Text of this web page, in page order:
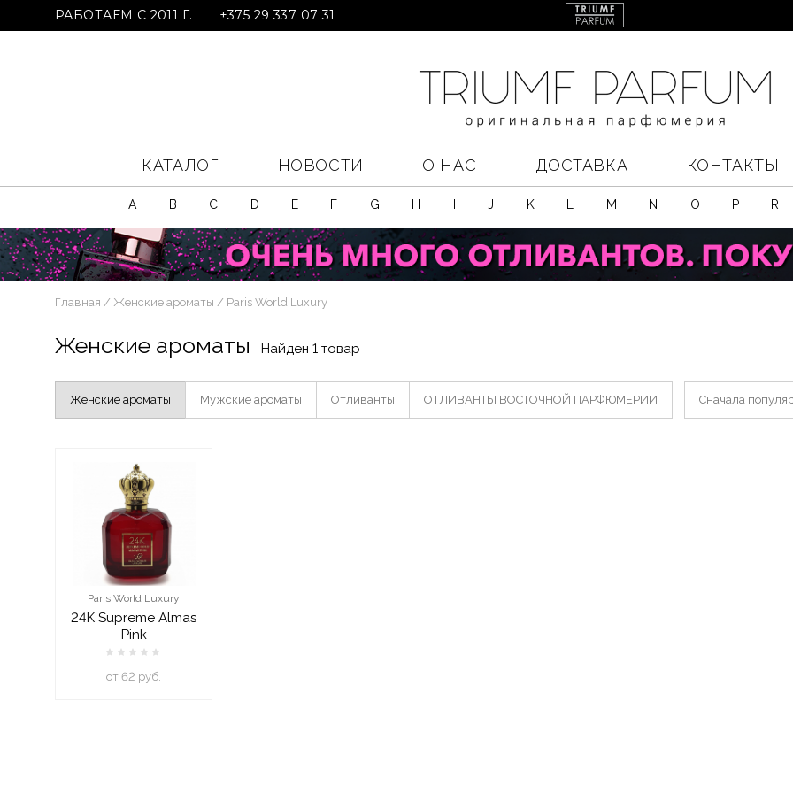
РАБОТАЕМ С 2011 Г. +375 29 337 07 31
КАТАЛОГ НОВОСТИ О НАС ДОСТАВКА КОНТАКТЫ
A B C D E F G H J K M N O P R
Главная Женские ароматы Paris World Luxury
Женские ароматы Найден 1 товар
Женские ароматы Мужские ароматы Отливанты ОТЛИВАНТЫ ВОСТОЧНОЙ ПАРФЮМЕРИИ Сначала
Paris World Luxury
24K Supreme Almas
Pink
oт 62 руб.